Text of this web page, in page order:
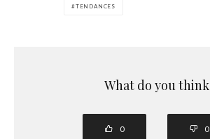
TENDANCES
What do you think
0 0